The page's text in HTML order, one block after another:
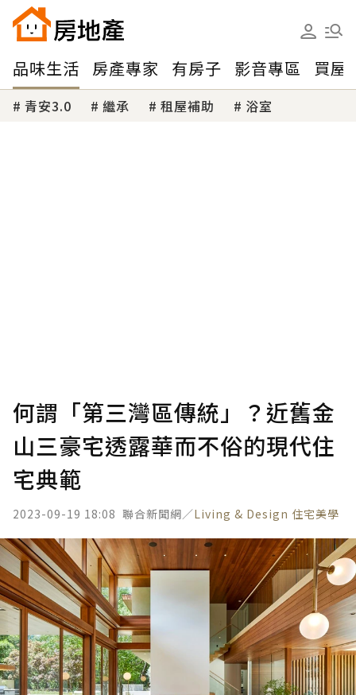
品味生活 房產專家 有房子 影音專區 買屋
青安3.0 繼承 租屋補助 浴室
何謂「第三灣區傳統」？近舊金
山三豪宅透露華而不俗的現代住
宅典範
2023-09-19 18:08 聯合新聞網／Living & Design 住宅美學